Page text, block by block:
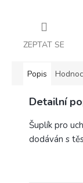
ZEPTAT SE
Popis
Detailní
Šuplík pro
dodáván s